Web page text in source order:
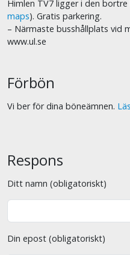
Himlen TV7 ligger i den
maps). Gratis parkering.
– Närmaste busshållplats vid
www.ul.se
Förbön
Vi ber för dina böneämnen.
Respons
Ditt namn (obligatoriskt)
Din epost (obligatoriskt)